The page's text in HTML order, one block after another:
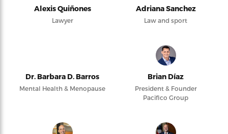
Alexis Quiñones
Lawyer
Adriana Sanchez
Law and sport
Dr. Barbara D. Barros
Mental Health & Menopause
Brian Díaz
President & Founder
Pacifico Group